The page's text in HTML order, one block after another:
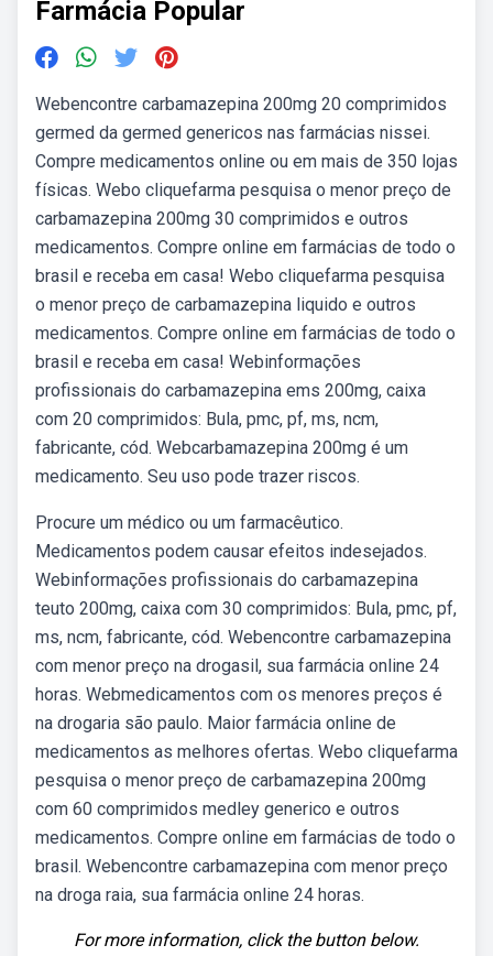
Farmácia Popular
Webencontre carbamazepina 200mg 20 comprimidos
germed da germed genericos nas farmácias nissei.
Compre medicamentos online ou em mais de 350 lojas
físicas. Webo cliquefarma pesquisa o menor preço de
carbamazepina 200mg 30 comprimidos e outros
medicamentos. Compre online em farmácias de todo o
brasil e receba em casa! Webo cliquefarma pesquisa
o menor preço de carbamazepina liquido e outros
medicamentos. Compre online em farmácias de todo o
brasil e receba em casa! Webinformações
profissionais do carbamazepina ems 200mg, caixa
com 20 comprimidos: Bula, pmc, pf, ms, ncm,
fabricante, cód. Webcarbamazepina 200mg é um
medicamento. Seu uso pode trazer riscos.
Procure um médico ou um farmacêutico.
Medicamentos podem causar efeitos indesejados.
Webinformações profissionais do carbamazepina
teuto 200mg, caixa com 30 comprimidos: Bula, pmc, pf,
ms, ncm, fabricante, cód. Webencontre carbamazepina
com menor preço na drogasil, sua farmácia online 24
horas. Webmedicamentos com os menores preços é
na drogaria são paulo. Maior farmácia online de
medicamentos as melhores ofertas. Webo cliquefarma
pesquisa o menor preço de carbamazepina 200mg
com 60 comprimidos medley generico e outros
medicamentos. Compre online em farmácias de todo o
brasil. Webencontre carbamazepina com menor preço
na droga raia, sua farmácia online 24 horas.
For more information, click the button below.